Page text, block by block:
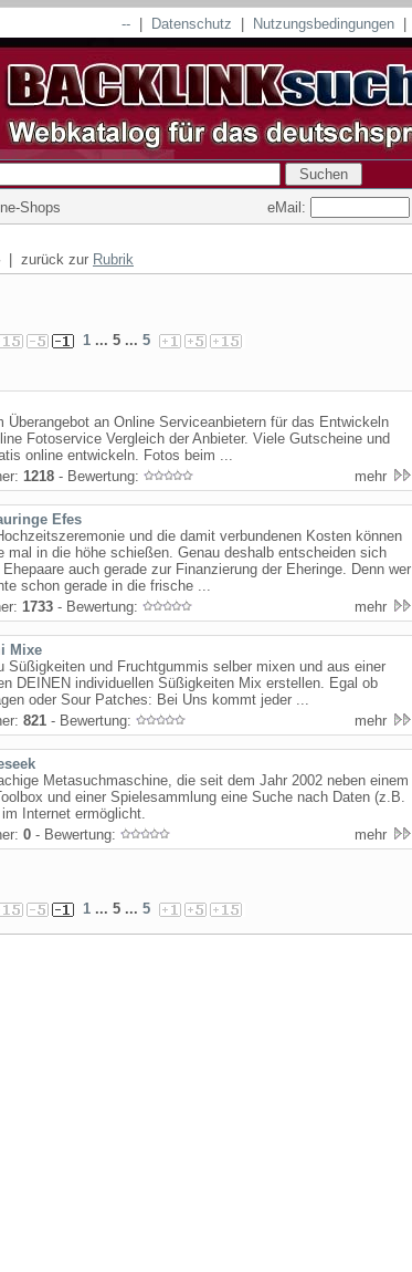
-- Datenschutz Nutzungsbedingungen
Shops
eMail:
| zurück zur Rubrik
1... 5 ... 5
an Online Serviceanbietern für das Entwickeln
Fotoservice Vergleich der Anbieter. Viele Gutscheine und
online entwickeln. Fotos beim ...
1218 - Bewertung: mehr
Efes
und die damit verbundenen Kosten können
mal in die höhe schießen. Genau deshalb entscheiden sich
auch gerade zur Finanzierung der Eheringe. Denn wer
schon gerade in die frische ...
1733 - Bewertung: mehr
Mixe
Süßigkeiten und Fruchtgummis selber mixen und aus einer
DEINEN individuellen Süßigkeiten Mix erstellen. Egal ob
oder Sour Patches: Bei Uns kommt jeder ...
821 - Bewertung: mehr
Metasuchmaschine, die seit dem Jahr 2002 neben einem
und einer Spielesammlung eine Suche nach Daten (z.B.
Internet ermöglicht.
0 - Bewertung: mehr
1... 5 ... 5